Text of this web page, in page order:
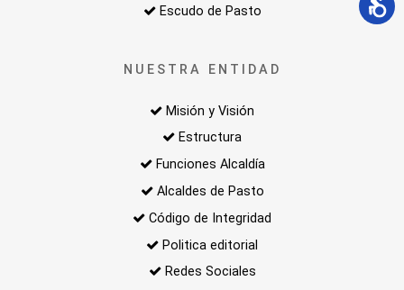
Escudo de Pasto
NUESTRA ENTIDAD
Misión y Visión
Estructura
Funciones Alcaldía
Alcaldes de Pasto
Código de Integridad
Politica editorial
Redes Sociales